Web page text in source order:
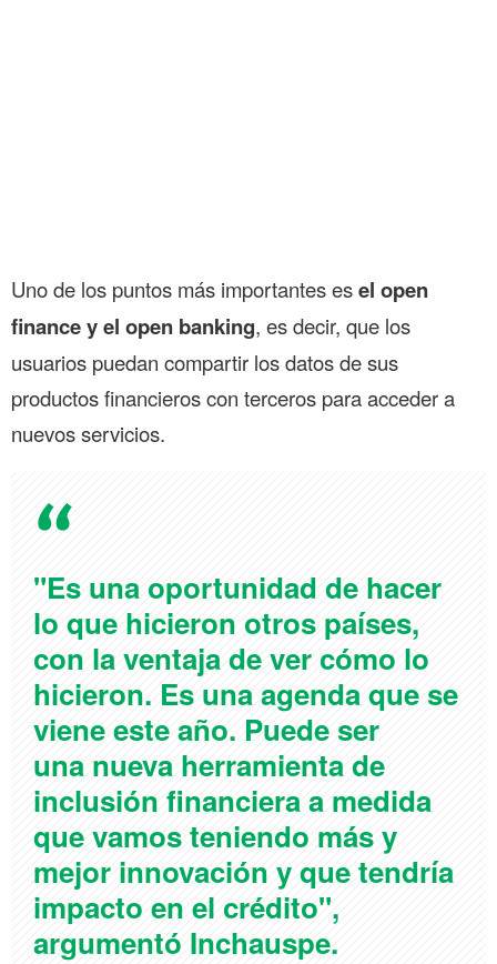
Uno de los puntos más importantes esel open
finance y el open banking, es decir, que los
usuarios puedan compartir los datos de sus
productos financieros con terceros para acceder a
nuevos servicios.
"Es una oportunidad de hacer
lo que hicieron otros países,
con la ventaja de ver cómo lo
hicieron. Es una agenda que se
viene este año. Puede ser
una nueva herramienta de
inclusión financiera a medida
que vamos teniendo más y
mejor innovación y que tendría
impacto en el crédito",
argumentó Inchauspe.